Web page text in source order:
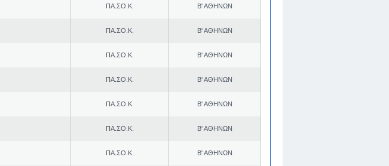
ΠΑ.ΣΟ.Κ. Β' ΑΘΗΝΩΝ
ΠΑ.ΣΟ.Κ. Β' ΑΘΗΝΩΝ
ΠΑ.ΣΟ.Κ. Β' ΑΘΗΝΩΝ
ΠΑ.ΣΟ.Κ. Β' ΑΘΗΝΩΝ
ΠΑ.ΣΟ.Κ. Β' ΑΘΗΝΩΝ
ΠΑ.ΣΟ.Κ. Β' ΑΘΗΝΩΝ
ΠΑ.ΣΟ.Κ. Β' ΑΘΗΝΩΝ